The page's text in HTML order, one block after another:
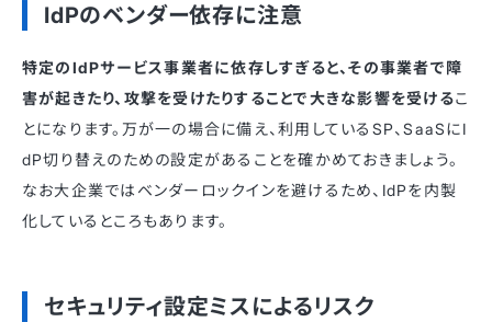
IdPのベンダー依存に注意
特定のIdPサービス事業者に依存しすぎると、その事業者で障
害が起きたり、攻撃を受けたりすることで大きな影響を受けるこ
とになります。万が一の場合に備え、利用しているSP、SaaSにI
dP切り替えのための設定があることを確かめておきましょう。
なお大企業ではベンダーロックインを避けるため、IdPを内製
化しているところもあります。
セキュリティ設定ミスによるリスク